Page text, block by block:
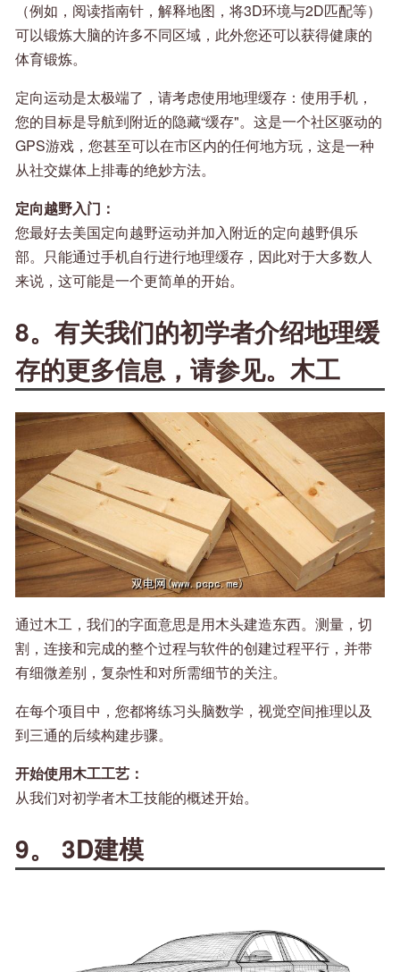
（例如，阅读指南针，解释地图，将3D环境与2D匹配等）
可以锻炼大脑的许多不同区域，此外您还可以获得健康的
体育锻炼。
定向运动是太极端了，请考虑使用地理缓存：使用手机，
您的目标是导航到附近的隐藏“缓存"。这是一个社区驱动的
GPS游戏，您甚至可以在市区内的任何地方玩，这是一种
从社交媒体上排毒的绝妙方法。
定向越野入门：
您最好去美国定向越野运动并加入附近的定向越野俱乐
部。只能通过手机自行进行地理缓存，因此对于大多数人
来说，这可能是一个更简单的开始。
8。有关我们的初学者介绍地理缓
存的更多信息，请参见。木工
通过木工，我们的字面意思是用木头建造东西。测量，切
割，连接和完成的整个过程与软件的创建过程平行，并带
有细微差别，复杂性和对所需细节的关注。
在每个项目中，您都将练习头脑数学，视觉空间推理以及
到三通的后续构建步骤。
开始使用木工工艺：
从我们对初学者木工技能的概述开始。
9。 3D建模